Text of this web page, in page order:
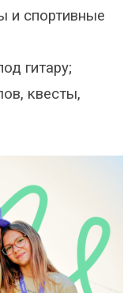
и спортивные
гитару;
квесты,